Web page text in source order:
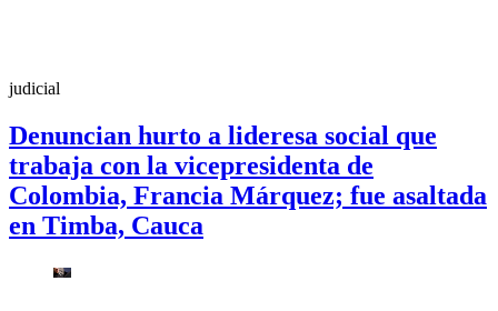
judicial
Denuncian hurto a lideresa social que
trabaja con la vicepresidenta de
Colombia, Francia Márquez; fue asaltada
en Timba, Cauca